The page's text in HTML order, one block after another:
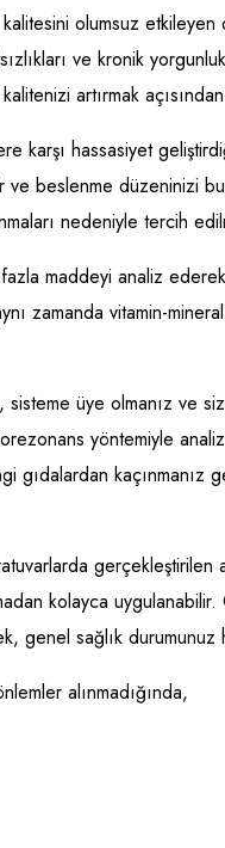
olumsuz etkileyen
ve kronik
artırmak
karşı hassasiyet
beslenme düzeninizi
nedeniyle tercih
maddeyi analiz
zamanda vitamin-
sisteme üye olmanız
yöntemiyle
gıdalardan
kolayca
sağlık durumunuz
alınmadığında,